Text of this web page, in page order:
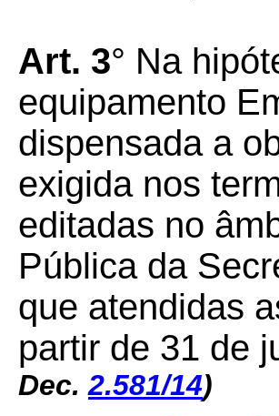
Art. 3° Na
equipamento
dispensada a
exigida nos
editadas no
Pública da
que atendidas
partir de 31 de
Dec.2.581/14)